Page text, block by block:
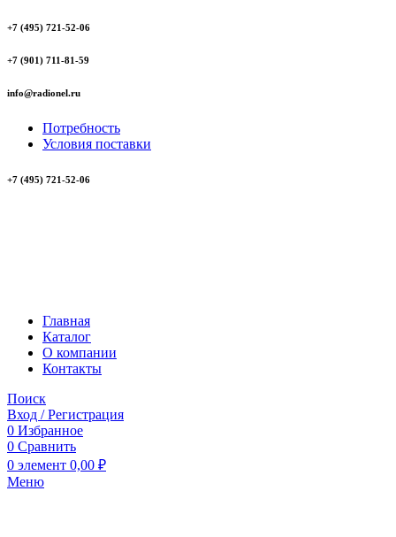
+7 (495) 721-52-06
+7 (901) 711-81-59
info@radionel.ru
Потребность
Условия поставки
+7 (495) 721-52-06
Главная
Каталог
О компании
Контакты
Поиск
Вход / Регистрация
0 Избранное
0 Сравнить
0 элемент 0,00 ₽
Меню